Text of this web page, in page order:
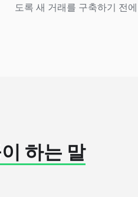
도록 새 거래를 구축하기 전
하는 말